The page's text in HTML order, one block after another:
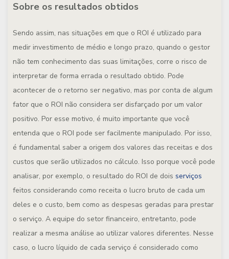
Sobre os resultados obtidos
Sendo assim, nas situações em que o ROI é utilizado para
medir investimento de médio e longo prazo, quando o gestor
não tem conhecimento das suas limitações, corre o risco de
interpretar de forma errada o resultado obtido. Pode
acontecer de o retorno ser negativo, mas por conta de algum
fator que o ROI não considera ser disfarçado por um valor
positivo. Por esse motivo, é muito importante que você
entenda que o ROI pode ser facilmente manipulado. Por isso,
é fundamental saber a origem dos valores das receitas e dos
custos que serão utilizados no cálculo. Isso porque você pode
analisar, por exemplo, o resultado do ROI de dois serviços
feitos considerando como receita o lucro bruto de cada um
deles e o custo, bem como as despesas geradas para prestar
o serviço. A equipe do setor financeiro, entretanto, pode
realizar a mesma análise ao utilizar valores diferentes. Nesse
caso, o lucro líquido de cada serviço é considerado como